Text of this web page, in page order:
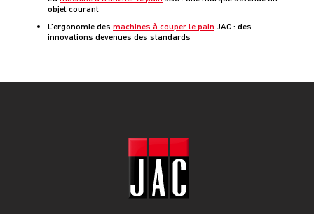
objet courant
L’ergonomie des machines à couper le pain JAC : des
innovations devenues des standards